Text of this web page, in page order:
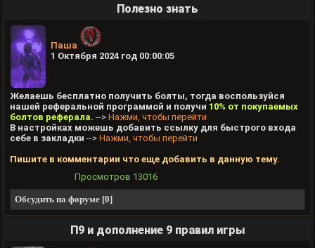
Полезно знать
Паша
1 Октября 2024 год 00:00:05
Желаешь бесплатно получить болты, тогда воспользуйся
нашей реферальной программой и получи 10% от покупаемых
болтов реферала. --> Нажми, чтобы перейти
В настройках можешь добавить ссылку для быстрого входа
себе в закладки --> Нажми, чтобы перейти
Пишите в комментарии что еще добавить в данную тему.
Просмотров 13016
Обсудить на форуме [0]
П9 и дополнение 9 правил игры